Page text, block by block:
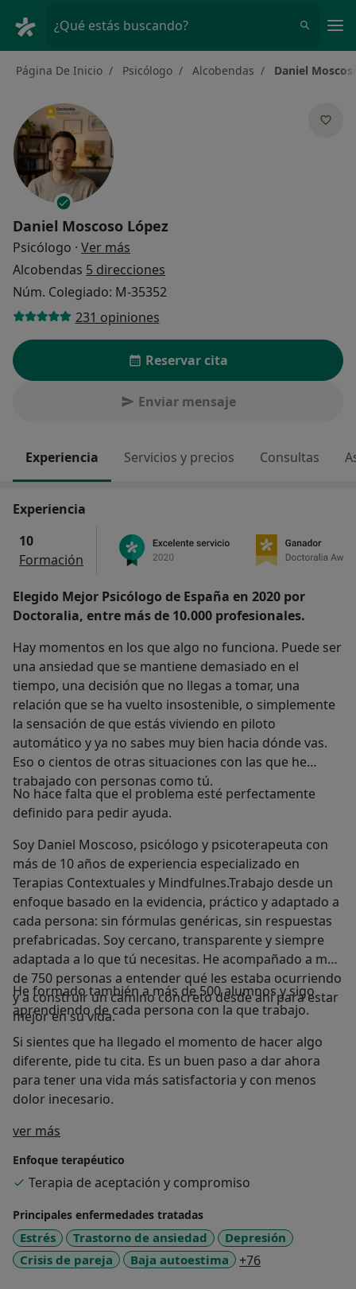
¿Qué estás buscando?
Página De Inicio Psicólogo Alcobendas Daniel
Daniel Moscoso López
Psicólogo · Ver más
Alcobendas 5 direcciones
Núm. Colegiado: M-35352
231 opiniones
Reservar cita
Enviar mensaje
Experiencia Servicios y precios Consultas
Experiencia
10
Formación
Elegido Mejor Psicólogo de España en 2020 por
Doctoralia, entre más de 10.000 profesionales.
Hay momentos en los que algo no funciona. Puede ser
una ansiedad que se mantiene demasiado en el
tiempo, una decisión que no llegas a tomar, una
relación que se ha vuelto insostenible, o simplemente
la sensación de que estás viviendo en piloto
automático y ya no sabes muy bien hacia dónde vas.
Eso o cientos de otras situaciones con las que he
trabajado con personas como tú.
No hace falta que el problema esté perfectamente
definido para pedir ayuda.
Soy Daniel Moscoso, psicólogo y psicoterapeuta con
más de 10 años de experiencia especializado en
Terapias Contextuales y Mindfulnes.Trabajo desde un
enfoque basado en la evidencia, práctico y adaptado a
cada persona: sin fórmulas genéricas, sin respuestas
prefabricadas. Soy cercano, transparente y siempre
adaptada a lo que tú necesitas. He acompañado a más
de 750 personas a entender qué les estaba ocurriendo
y a construir un camino concreto desde ahí para estar
mejor en su vida.
He formado también a más de 500 alumnos y sigo
aprendiendo de cada persona con la que trabajo.
Si sientes que ha llegado el momento de hacer algo
diferente, pide tu cita. Es un buen paso a dar ahora
para tener una vida más satisfactoria y con menos
dolor inecesario.
ver más
Enfoque terapéutico
Terapia de aceptación y compromiso
Principales enfermedades tratadas
Estrés Trastorno de ansiedad
Depresión
Crisis de pareja
Baja autoestima +76